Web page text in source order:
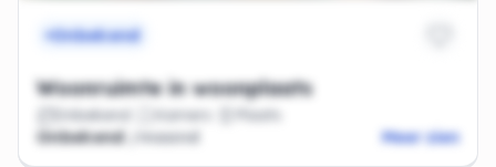
Onbekend
Woonruimte in woonplaats
Onbekend Kamers
Plaats
Onbekend
/maand Meer zien